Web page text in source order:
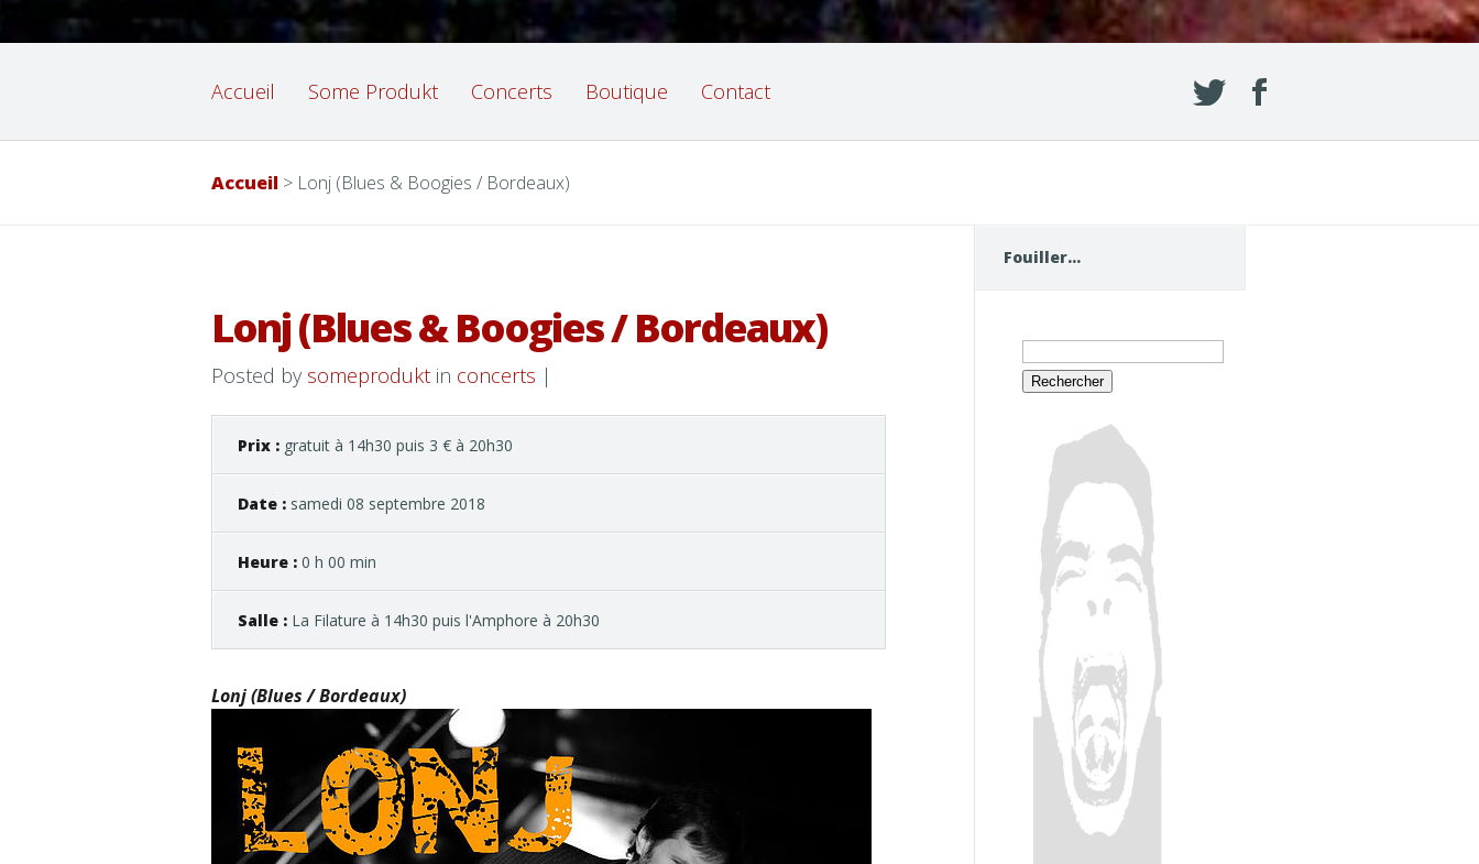
Accueil Some Produkt Concerts Boutique Contact
Accueil > Lonj (Blues & Boogies / Bordeaux)
Lonj (Blues & Boogies / Bordeaux)
Posted by someprodukt in concerts |
Prix : gratuit à 14h30 puis 3 € à 20h30
Date : samedi 08 septembre 2018
Heure : 0 h 00 min
Salle : La Filature à 14h30 puis l'Amphore à 20h30
Lonj(Blues / Bordeaux)
Fouiller…
Rechercher :